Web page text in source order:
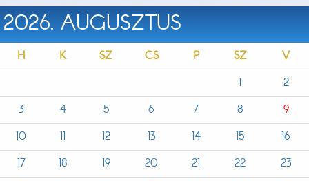
2026. AUGUSZTUS
H K SZ CS P SZ
V
1
2
3
4 5 6 7 8
9
10
11 12 13 14 15
16
17
18 19 20 21 22
23